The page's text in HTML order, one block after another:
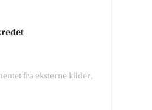
fra eksterne kilder,